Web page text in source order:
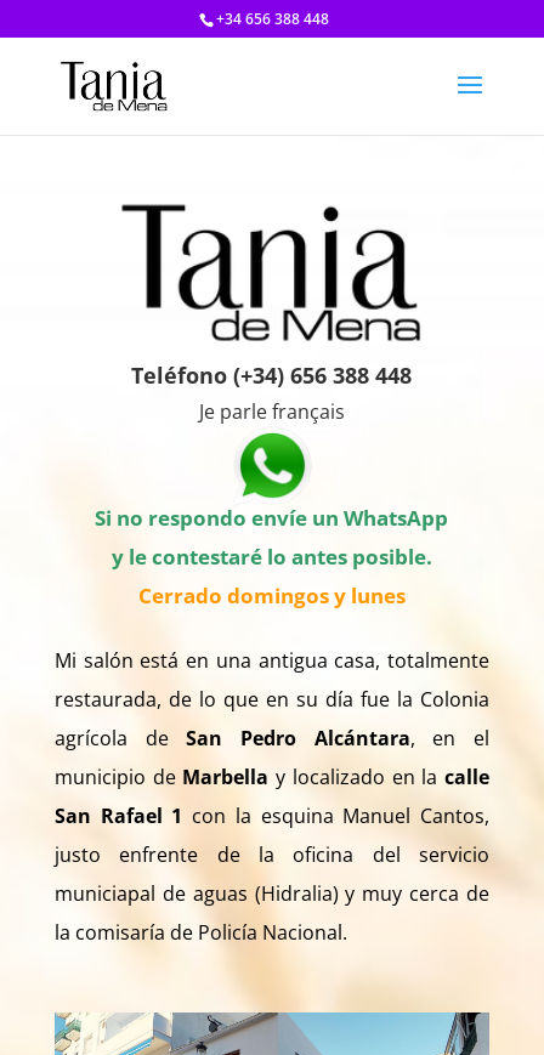
+34 656 388 448
Teléfono (+34) 656 388 448
Je parle français
Si no respondoenvíe un WhatsApp
y le contestaré lo antes posible.
Cerrado domingos y lunes
Mi salón está en una antigua casa, totalmente
restaurada, de lo que en su día fue la Colonia
agrícola deSan Pedro Alcántara, en el
municipio de Marbella y localizado en lacalle
San Rafael 1 con la esquina Manuel Cantos,
justo enfrente de la oficina del servicio
municiapal de aguas (Hidralia) y muy cerca de
la comisaría de Policía Nacional.